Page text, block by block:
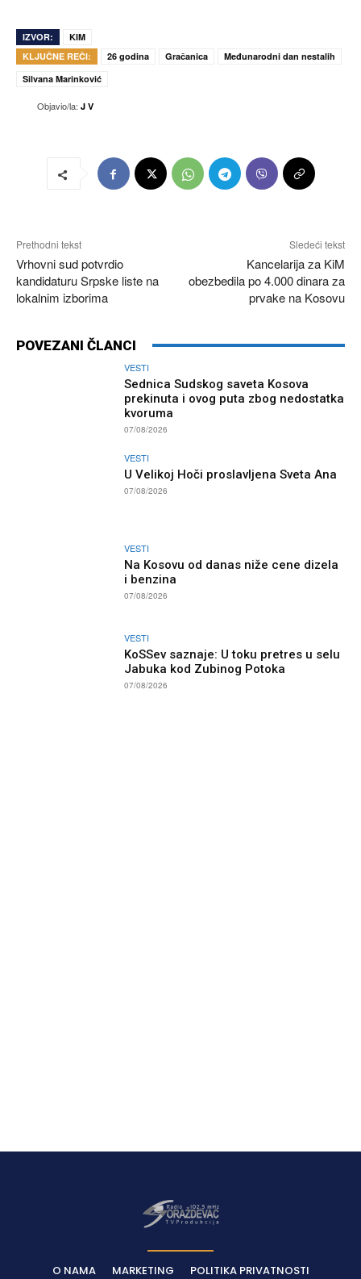
IZVOR:
KIM
KLJUČNE REČI:
26 godina Gračanica
Međunarodni dan nestalih
Silvana Marinković
Objavio/la: J V
Prethodni tekst
Vrhovni sud potvrdio
kandidaturu Srpske liste na
lokalnim izborima
Sledeći tekst
Kancelarija za KiM
obezbedila po 4.000 dinara za
prvake na Kosovu
POVEZANI ČLANCI
VESTI
Sednica Sudskog saveta Kosova
prekinuta i ovog puta zbog nedostatka
kvoruma
07/08/2026
VESTI
U Velikoj Hoči proslavljena Sveta Ana
07/08/2026
VESTI
Na Kosovu od danas niže cene dizela
i benzina
07/08/2026
VESTI
KoSSev saznaje: U toku pretres u selu
Jabuka kod Zubinog Potoka
07/08/2026
O NAMA MARKETING POLITIKA PRIVATNOSTI